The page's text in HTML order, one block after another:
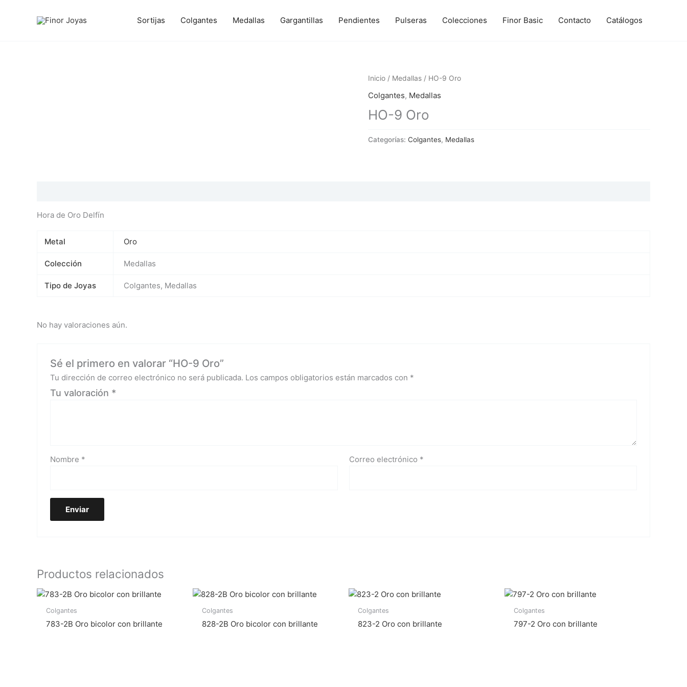
Sortijas Colgantes Medallas Gargantillas Pendientes Pulseras Colecciones Finor Basic Contacto Catálogos
Inicio / Medallas / HO-9 Oro
Colgantes, Medallas
HO-9 Oro
Categorías: Colgantes, Medallas
Hora de Oro Delfín
Metal Oro
Colección Medallas
Tipo de Joyas Colgantes, Medallas
No hay valoraciones aún.
Sé el primero en valorar “HO-9 Oro”
Tu dirección de correo electrónico no será publicada. Los campos obligatorios están marcados con *
Tu valoración *
Nombre * Correo electrónico *
Productos relacionados
Colgantes
783-2B Oro bicolor con brillante
Colgantes
828-2B Oro bicolor con brillante
Colgantes
823-2 Oro con brillante
Colgantes
797-2 Oro con brillante